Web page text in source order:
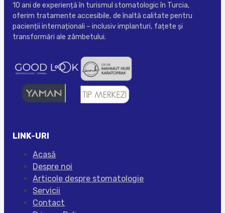
10 ani de experiență în turismul stomatologic în Turcia,
oferim tratamente accesibile, de înaltă calitate pentru
pacienții internaționali – inclusiv implanturi, fațete și
transformări ale zâmbetului.
LINK-URI
Acasă
Despre noi
Articole despre stomatologie
Servicii
Contact